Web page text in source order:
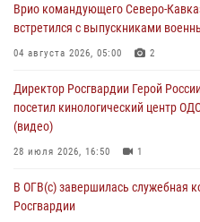
нарушений миграционного
07 августа 2026, 12:54
07 августа 2026, 12:37
Врио командующего Северо-
встретился с выпускниками
04 августа 2026, 05:00 2
Директор Росгвардии Герой
посетил кинологический центр
(видео)
28 июля 2026, 16:50 1
В ОГВ(с) завершилась служебная
Росгвардии